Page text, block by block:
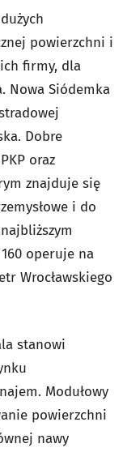
powierzchni i
firmy, dla
Nowa Siódemka
Dobre
oraz
znajduje się
i do
operuje na
Wrocławskiego
stanowi
Modułowy
powierzchni
nawy